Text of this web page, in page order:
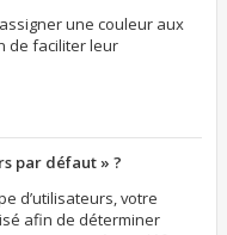
une couleur aux
de faciliter leur
par défaut » ?
d’utilisateurs, votre
afin de déterminer